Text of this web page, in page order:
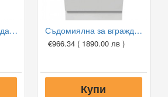
Абсорбатор за вграждане Miele DA 3466D EDST, 60cm Съдомиялна за вграждане Miele G 5481 SCVi SL, 45 см, 9 комплекта
€966.34 ( 1890.00 лв )
Купи